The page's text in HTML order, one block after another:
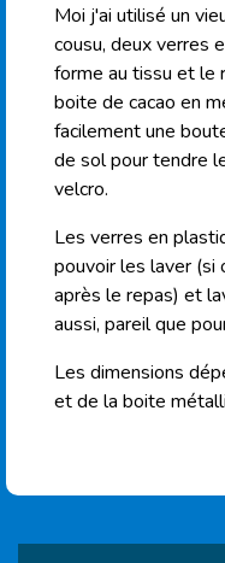
Moi j'ai utilisé un
cousu, deux verres
forme au tissu et le
boite de cacao en
facilement une
de sol pour tendre
velcro.
Les verres en
pouvoir les laver (si
après le repas) et
aussi, pareil que
Les dimensions
et de la boite